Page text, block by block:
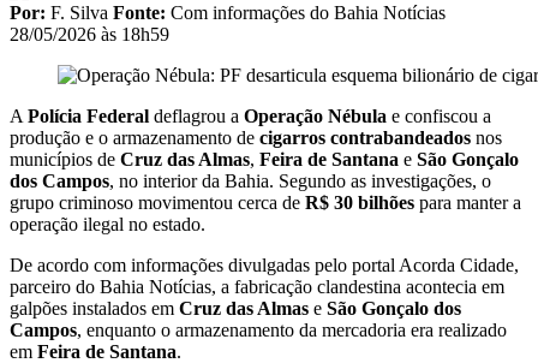
Por: F. Silva Fonte: Com informações do Bahia Notícias
28/05/2026 às 18h59
A Polícia Federal deflagrou a Operação Nébula e confiscou a
produção e o armazenamento de cigarros contrabandeados nos
municípios de Cruz das Almas, Feira de Santana e São Gonçalo
dos Campos, no interior da Bahia. Segundo as investigações, o
grupo criminoso movimentou cerca de R$ 30 bilhões para manter a
operação ilegal no estado.
De acordo com informações divulgadas pelo portal Acorda Cidade,
parceiro do Bahia Notícias, a fabricação clandestina acontecia em
galpões instalados em Cruz das Almas e São Gonçalo dos
Campos, enquanto o armazenamento da mercadoria era realizado
em Feira de Santana.